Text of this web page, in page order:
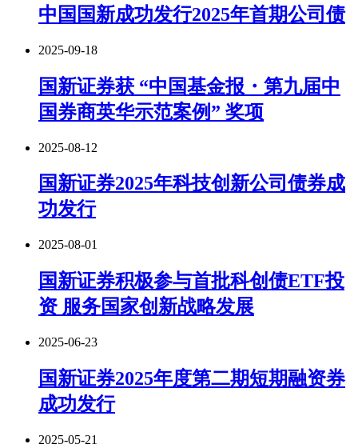
中国国新成功发行2025年首期公司债
2025-09-18
国新证券获 “中国基金报・第九届中
国券商英华示范案例” 奖项
2025-08-12
国新证券2025年科技创新公司债券成
功发行
2025-08-01
国新证券积极参与首批科创债ETF投
资 服务国家创新战略发展
2025-06-23
国新证券2025年度第二期短期融资券
成功发行
2025-05-21